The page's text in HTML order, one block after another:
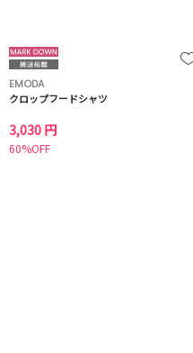
EMODA
クロップフードシャツ
3,030 円
60%OFF